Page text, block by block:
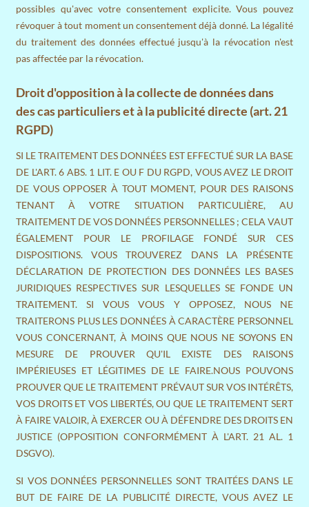
possibles qu'avec votre consentement explicite. Vous pouvez
révoquer à tout moment un consentement déjà donné. La légalité
du traitement des données effectué jusqu'à la révocation n'est
pas affectée par la révocation.
Droit d'opposition à la collecte de données dans
des cas particuliers et à la publicité directe (art. 21
RGPD)
SI LE TRAITEMENT DES DONNÉES EST EFFECTUÉ SUR LA BASE
DE L'ART. 6 ABS. 1 LIT. E OU F DU RGPD, VOUS AVEZ LE DROIT
DE VOUS OPPOSER À TOUT MOMENT, POUR DES RAISONS
TENANT À VOTRE SITUATION PARTICULIÈRE, AU
TRAITEMENT DE VOS DONNÉES PERSONNELLES ; CELA VAUT
ÉGALEMENT POUR LE PROFILAGE FONDÉ SUR CES
DISPOSITIONS. VOUS TROUVEREZ DANS LA PRÉSENTE
DÉCLARATION DE PROTECTION DES DONNÉES LES BASES
JURIDIQUES RESPECTIVES SUR LESQUELLES SE FONDE UN
TRAITEMENT. SI VOUS VOUS Y OPPOSEZ, NOUS NE
TRAITERONS PLUS LES DONNÉES À CARACTÈRE PERSONNEL
VOUS CONCERNANT, À MOINS QUE NOUS NE SOYONS EN
MESURE DE PROUVER QU'IL EXISTE DES RAISONS
IMPÉRIEUSES ET LÉGITIMES DE LE FAIRE.NOUS POUVONS
PROUVER QUE LE TRAITEMENT PRÉVAUT SUR VOS INTÉRÊTS,
VOS DROITS ET VOS LIBERTÉS, OU QUE LE TRAITEMENT SERT
À FAIRE VALOIR, À EXERCER OU À DÉFENDRE DES DROITS EN
JUSTICE (OPPOSITION CONFORMÉMENT À L'ART. 21 AL. 1
DSGVO).
SI VOS DONNÉES PERSONNELLES SONT TRAITÉES DANS LE
BUT DE FAIRE DE LA PUBLICITÉ DIRECTE, VOUS AVEZ LE